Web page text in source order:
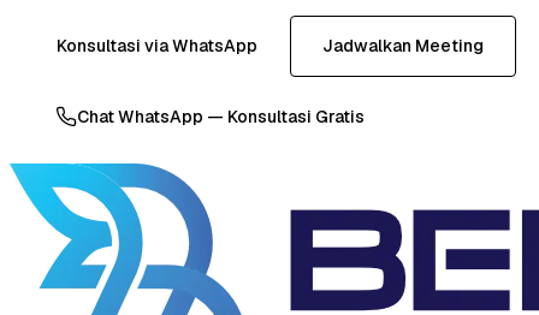
Konsultasi via WhatsApp Jadwalkan Meeting
Chat WhatsApp — Konsultasi Gratis